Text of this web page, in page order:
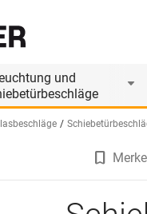
und
Passendes Zubehör